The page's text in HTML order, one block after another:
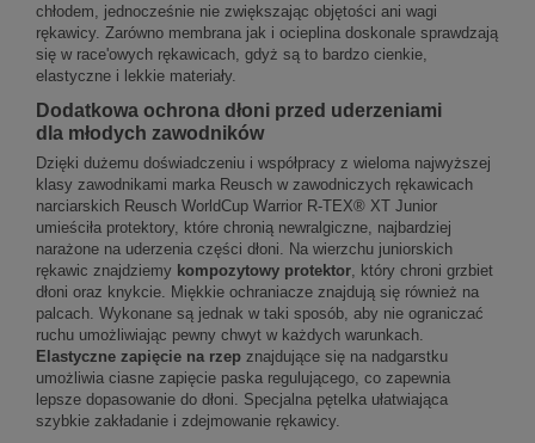
chłodem, jednocześnie nie zwiększając objętości ani wagi
rękawicy. Zarówno membrana jak i ocieplina doskonale sprawdzają
się w race'owych rękawicach, gdyż są to bardzo cienkie,
elastyczne i lekkie materiały.
Dodatkowa ochrona dłoni przed uderzeniami
dla młodych zawodników
Dzięki dużemu doświadczeniu i współpracy z wieloma najwyższej
klasy zawodnikami marka Reusch w zawodniczych rękawicach
narciarskich Reusch WorldCup Warrior R-TEX® XT Junior
umieściła protektory, które chronią newralgiczne, najbardziej
narażone na uderzenia części dłoni. Na wierzchu juniorskich
rękawic znajdziemy kompozytowy protektor , który chroni grzbiet
dłoni oraz knykcie. Miękkie ochraniacze znajdują się również na
palcach. Wykonane są jednak w taki sposób, aby nie ograniczać
ruchu umożliwiając pewny chwyt w każdych warunkach.
Elastyczne zapięcie na rzep znajdujące się na nadgarstku
umożliwia ciasne zapięcie paska regulującego, co zapewnia
lepsze dopasowanie do dłoni. Specjalna pętelka ułatwiająca
szybkie zakładanie i zdejmowanie rękawicy.